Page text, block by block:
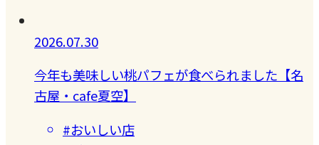
2026.07.30
今年も美味しい桃パフェが食べられました【名
古屋・cafe夏空】
#おいしい店